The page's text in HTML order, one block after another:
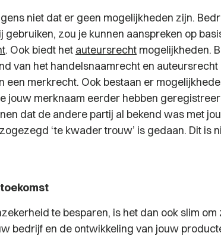
niet dat er geen mogelijkheden zijn.
gebruiken, zou je kunnen aanspreken op
. Ook biedt het auteursrecht mogelijkheden.
van het handelsnaamrecht en auteursrecht
een merkrecht. Ook bestaan er
jouw merknaam eerder hebben
dat de andere partij al bekend was met
‘te kwader trouw’ is gedaan. Dit is
te besparen, is het dan ook slim
bedrijf en de ontwikkeling van jouw